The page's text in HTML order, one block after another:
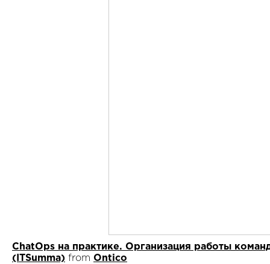
ChatOps на практике. Организация работы
(ITSumma) from Ontico